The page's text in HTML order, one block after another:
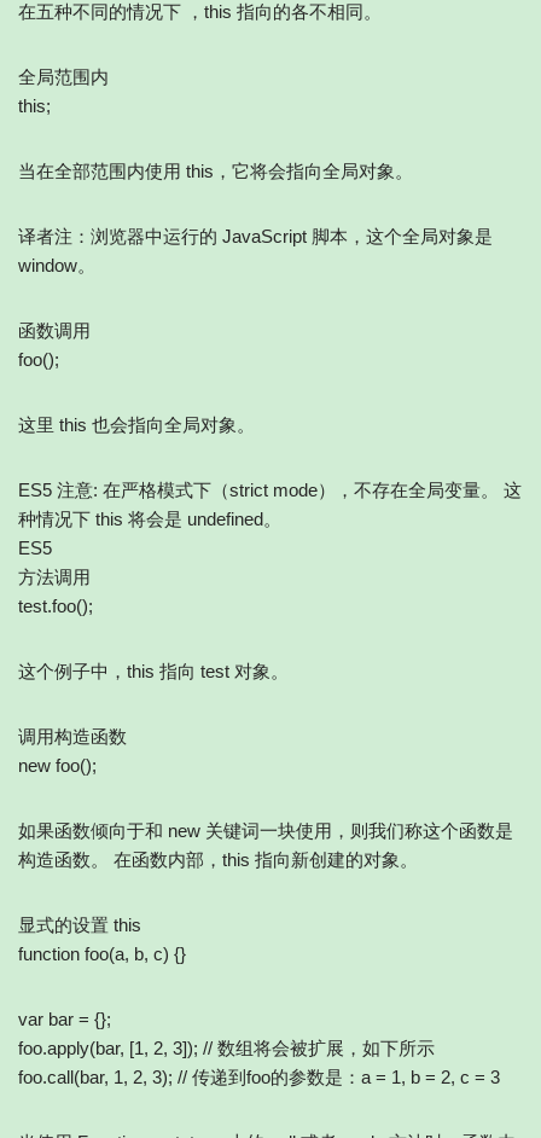
在五种不同的情况下 ，this 指向的各不相同。
全局范围内
this;
当在全部范围内使用 this，它将会指向全局对象。
译者注：浏览器中运行的 JavaScript 脚本，这个全局对象是
window。
函数调用
foo();
这里 this 也会指向全局对象。
ES5 注意: 在严格模式下（strict mode），不存在全局变量。 这
种情况下 this 将会是 undefined。
ES5
方法调用
test.foo();
这个例子中，this 指向 test 对象。
调用构造函数
new foo();
如果函数倾向于和 new 关键词一块使用，则我们称这个函数是
构造函数。 在函数内部，this 指向新创建的对象。
显式的设置 this
function foo(a, b, c) {}
var bar = {};
foo.apply(bar, [1, 2, 3]); // 数组将会被扩展，如下所示
foo.call(bar, 1, 2, 3); // 传递到foo的参数是：a = 1, b = 2, c = 3